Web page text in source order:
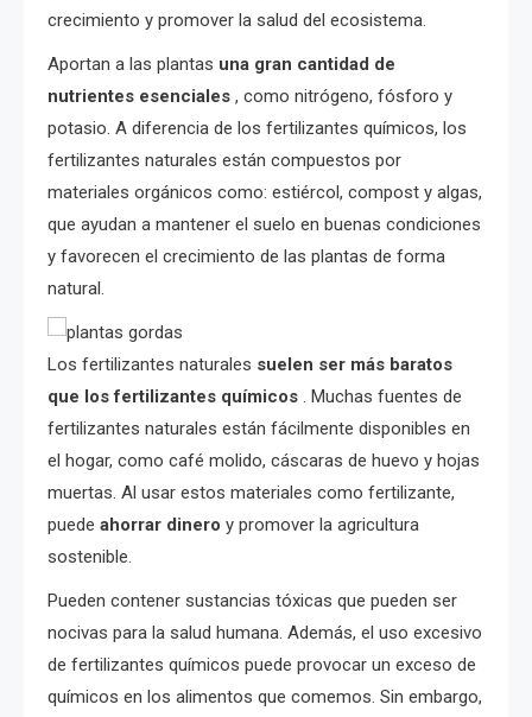
crecimiento y promover la salud del ecosistema.
Aportan a las plantas una gran cantidad de
nutrientes esenciales , como nitrógeno, fósforo y
potasio. A diferencia de los fertilizantes químicos, los
fertilizantes naturales están compuestos por
materiales orgánicos como: estiércol, compost y algas,
que ayudan a mantener el suelo en buenas condiciones
y favorecen el crecimiento de las plantas de forma
natural.
Los fertilizantes naturales suelen ser más baratos
que los fertilizantes químicos . Muchas fuentes de
fertilizantes naturales están fácilmente disponibles en
el hogar, como café molido, cáscaras de huevo y hojas
muertas. Al usar estos materiales como fertilizante,
puede ahorrar dinero y promover la agricultura
sostenible.
Pueden contener sustancias tóxicas que pueden ser
nocivas para la salud humana. Además, el uso excesivo
de fertilizantes químicos puede provocar un exceso de
químicos en los alimentos que comemos. Sin embargo,